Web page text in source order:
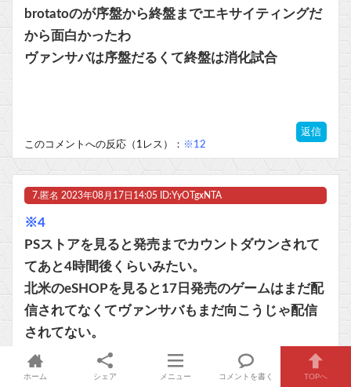
brotatoのが序盤から終盤までエキサイティングだ
から面白かったわ
ヴァンサバは序盤だるくて終盤は消化試合
返信
このコメントへの反応（1レス）： ※12
7. 匿名 2023年08月17日14:05 ID:YyOTgxNTA
※4
PSストアを見ると発売までカウントダウンされて
てあと4時間後くらいみたい。
北米のeSHOPを見ると17日発売のゲームはまだ配
信されてなくてヴァンサバもまだ向こうじゃ配信
されてない。
ホーム シェア メニュー コメントを書く TOPへ